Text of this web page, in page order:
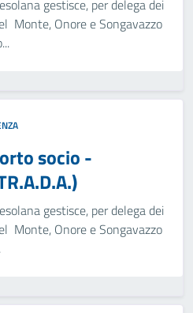
gestisce, per delega dei
Monte, Onore e Songavazzo
socio -
gestisce, per delega dei
Monte, Onore e Songavazzo